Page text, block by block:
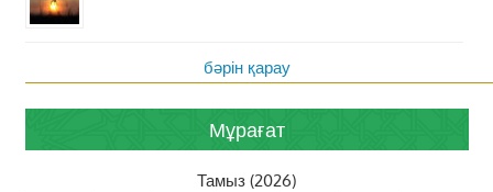
бәрін қарау
Мұрағат
Тамыз (2026)